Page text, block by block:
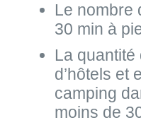
Le nombre
30 min à
La
d’hôtels et
camping
moins de